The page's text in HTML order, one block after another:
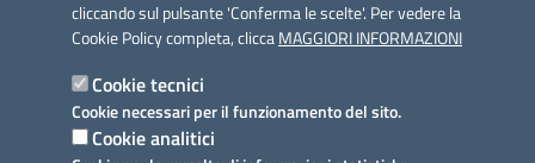
cliccando sul pulsante 'Conferma le scelte'. Per vedere la
Cookie Policy completa, cliccaMAGGIORI INFORMAZIONI
Cookie tecnici
Cookie necessari per il funzionamento del sito.
Cookie analitici
Informativa privacy
Dichiarazione di accessibilità
Note legali